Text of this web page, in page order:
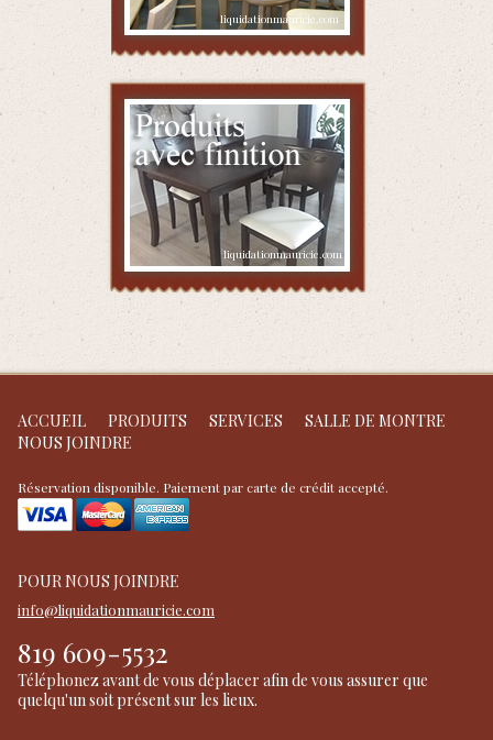
ACCUEIL PRODUITS SERVICES
SALLE DE MONTRE
NOUS JOINDRE
Réservation disponible. Paiement par carte de crédit accepté.
POUR NOUS JOINDRE
info@liquidationmauricie.com
819 609-5532
Téléphonez avant de vous déplacer afin de vous assurer que
quelqu'un soit présent sur les lieux.